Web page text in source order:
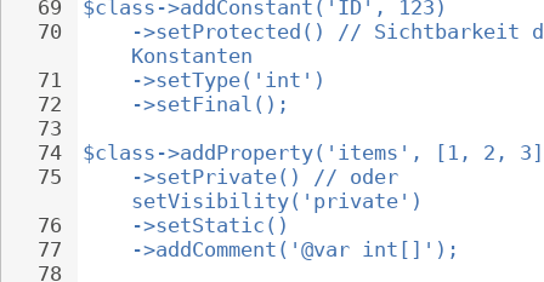
69
70
71
72
73
74
75
76
77
78
$class->addConstant('ID', 123)
->setProtected() // Sichtbarkeit
Konstanten
->setType('int')
->setFinal();
$class->addProperty('items', [1, 2,
->setPrivate() // oder
setVisibility('private')
->setStatic()
->addComment('@var int[]');